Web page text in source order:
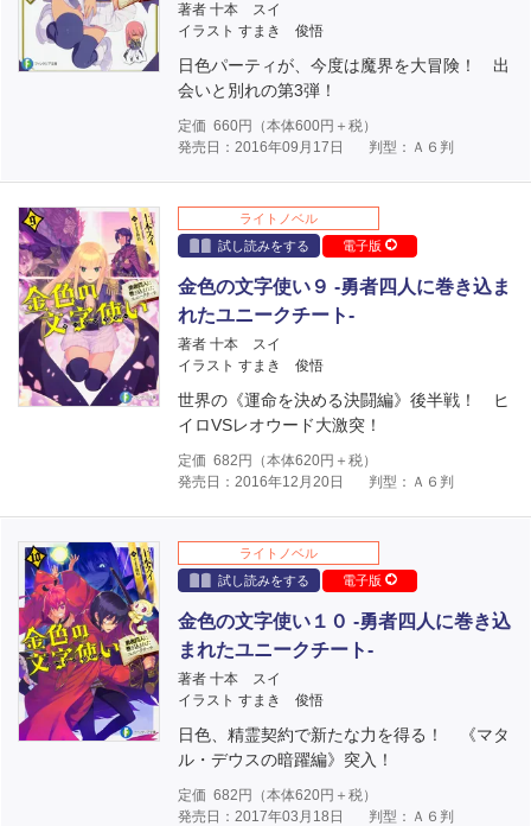
著者 十本 スイ
イラスト すまき 俊悟
日色パーティが、今度は魔界を大冒険！ 出
会いと別れの第3弾！
定価 660円（本体600円＋税）
発売日：2016年09月17日
判型：Ａ６判
ライトノベル
試し読みをする
電子版
金色の文字使い９ ‐勇者四人に巻き込ま
れたユニークチート‐
著者 十本 スイ
イラスト すまき 俊悟
世界の《運命を決める決闘編》後半戦！ ヒ
イロVSレオウード大激突！
定価 682 円（本体620円＋税）
発売日：2016年12月20日
判型：Ａ６判
ライトノベル
試し読みをする
電子版
金色の文字使い１０ ‐勇者四人に巻き込
まれたユニークチート‐
著者 十本 スイ
イラスト すまき 俊悟
日色、精霊契約で新たな力を得る！ 《マタ
ル・デウスの暗躍編》突入！
定価 682 円（本体620円＋税）
発売日：2017年03月18日
判型：Ａ６判